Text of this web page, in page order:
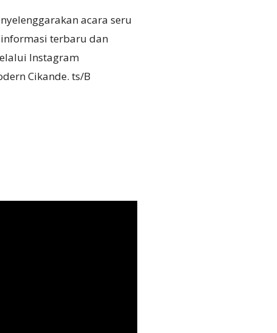
acara seru
terbaru dan
Instagram
Cikande. ts/B